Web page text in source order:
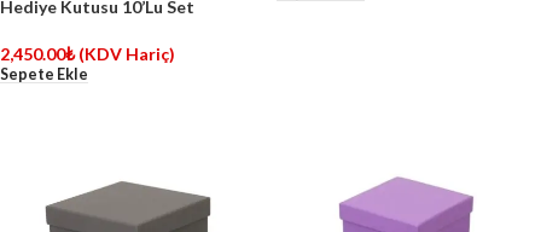
Hediye Kutusu 10’Lu Set
2,450.00₺ (KDV Hariç)
Sepete Ekle